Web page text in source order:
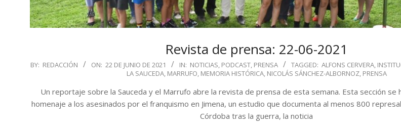
Revista de prensa: 22-06-2021
2021-
BY: REDACCIÓN ON: 22 DE JUNIO DE 2021 IN: NOTICIAS, PODCAST, PRENSA TAGGED: ALFONS CERVERA,
LA SAUCEDA, MARRUFO, MEMORIA HISTÓRICA, NICOLÁS SÁNCHEZ-ALBORNOZ, PRENSA
Un reportaje sobre la Sauceda y el Marrufo abre la revista de prensa de esta semana. Esta sección se
homenaje a los asesinados por el franquismo en Jimena, un estudio que documenta al menos 800
Córdoba tras la guerra, la noticia